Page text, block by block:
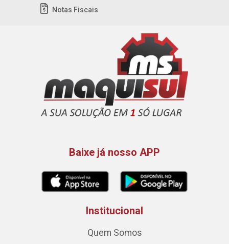
Notas Fiscais
Baixe já nosso APP
Institucional
Quem Somos